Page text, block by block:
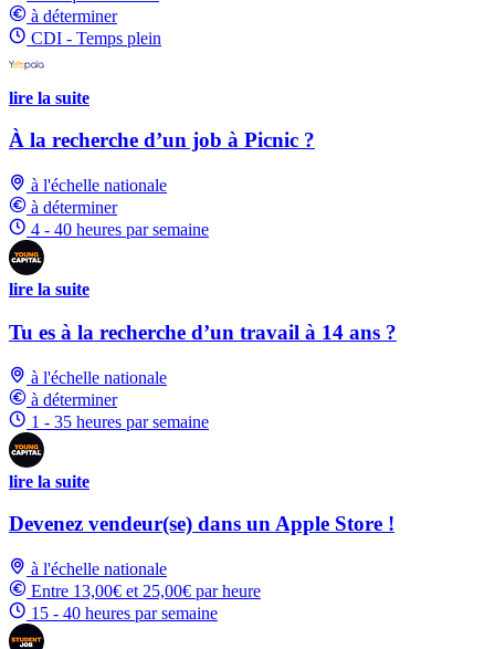
à déterminer
CDI - Temps plein
lire la suite
À la recherche d’un job à Picnic ?
à l'échelle nationale
à déterminer
4 - 40 heures par semaine
lire la suite
Tu es à la recherche d’un travail à 14 ans ?
à l'échelle nationale
à déterminer
1 - 35 heures par semaine
lire la suite
Devenez vendeur(se) dans un Apple Store !
à l'échelle nationale
Entre 13,00€ et 25,00€ par heure
15 - 40 heures par semaine